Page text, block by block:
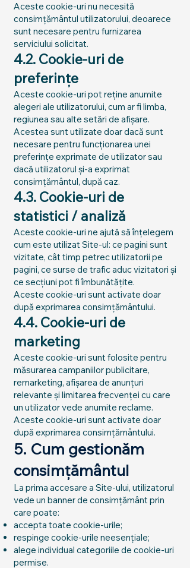
Aceste cookie-uri nu necesită
consimțământul utilizatorului, deoarece
sunt necesare pentru furnizarea
serviciului solicitat.
4.2. Cookie-uri de
preferințe
Aceste cookie-uri pot reține anumite
alegeri ale utilizatorului, cum ar fi limba,
regiunea sau alte setări de afișare.
Acestea sunt utilizate doar dacă sunt
necesare pentru funcționarea unei
preferințe exprimate de utilizator sau
dacă utilizatorul și-a exprimat
consimțământul, după caz.
4.3. Cookie-uri de
statistici / analiză
Aceste cookie-uri ne ajută să înțelegem
cum este utilizat Site-ul: ce pagini sunt
vizitate, cât timp petrec utilizatorii pe
pagini, ce surse de trafic aduc vizitatori și
ce secțiuni pot fi îmbunătățite.
Aceste cookie-uri sunt activate doar
după exprimarea consimțământului.
4.4. Cookie-uri de
marketing
Aceste cookie-uri sunt folosite pentru
măsurarea campaniilor publicitare,
remarketing, afișarea de anunțuri
relevante și limitarea frecvenței cu care
un utilizator vede anumite reclame.
Aceste cookie-uri sunt activate doar
după exprimarea consimțământului.
5. Cum gestionăm
consimțământul
La prima accesare a Site-ului, utilizatorul
vede un banner de consimțământ prin
care poate:
accepta toate cookie-urile;
respinge cookie-urile neesențiale;
alege individual categoriile de cookie-uri
permise.